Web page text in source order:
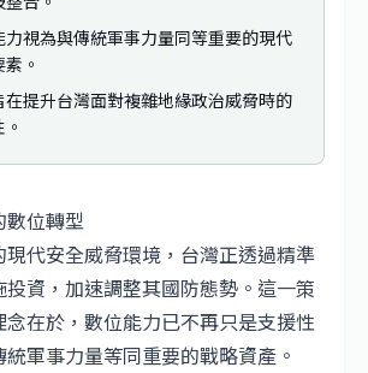
力視為與傳統軍事力量同等重要的現代
。
在提升台灣面對複雜地緣政治威脅時的
數位轉型
現代安全威脅環境，台灣正透過精準
資，加速調整其國防態勢。這一策
念在於，數位能力已不再只是支援性
軍事力量等同重要的戰略資產。